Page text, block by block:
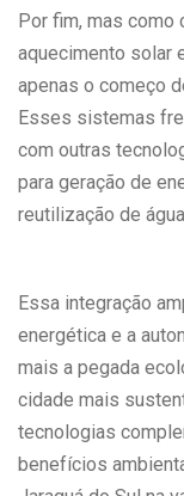
Por fim, mas como
aquecimento solar
apenas o começo
Esses sistemas
com outras
para geração de
reutilização de
Essa integração
energética e a
mais a pegada
cidade mais
tecnologias
benefícios